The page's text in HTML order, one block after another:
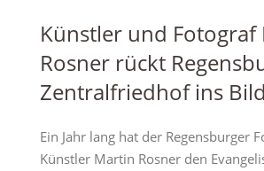
Künstler und Fotograf
Rosner rückt
Zentralfriedhof ins Bild
Ein Jahr lang hat der Regensburger
Künstler Martin Rosner den